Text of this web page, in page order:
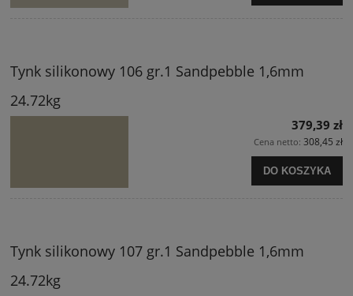
Tynk silikonowy 106 gr.1 Sandpebble 1,6mm
24.72kg
379,39 zł
Cena netto: 308,45 zł
DO KOSZYKA
Tynk silikonowy 107 gr.1 Sandpebble 1,6mm
24.72kg